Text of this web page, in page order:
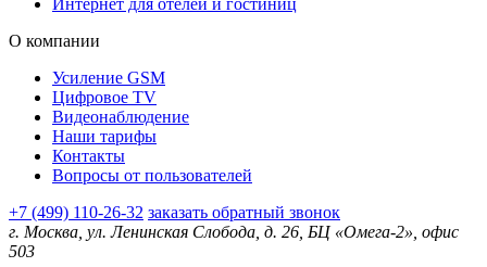
О компании
Усиление GSM
Цифровое TV
Видеонаблюдение
Наши тарифы
Контакты
Вопросы от пользователей
+7 (499) 110-26-32 заказать обратный звонок
г. Москва, ул. Ленинская Слобода, д. 26, БЦ «Омега-2», офис
503